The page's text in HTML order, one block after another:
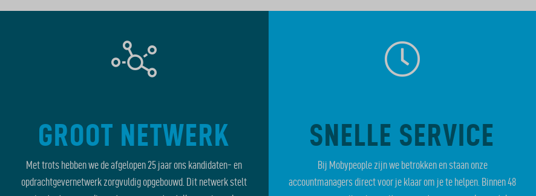
GROOT NETWERK
Met trots hebben we de afgelopen 25 jaar ons kandidaten- en
opdrachtgevernetwerk zorgvuldig opgebouwd. Dit netwerk stelt
SNELLE SERVICE
Bij Mobypeople zijn we betrokken en staan onze
accountmanagers direct voor je klaar om je te helpen. Binnen 48